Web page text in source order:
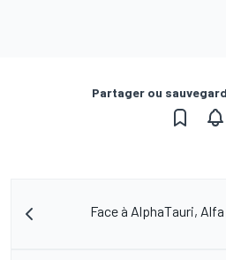
Partager ou
Face à AlphaTauri,